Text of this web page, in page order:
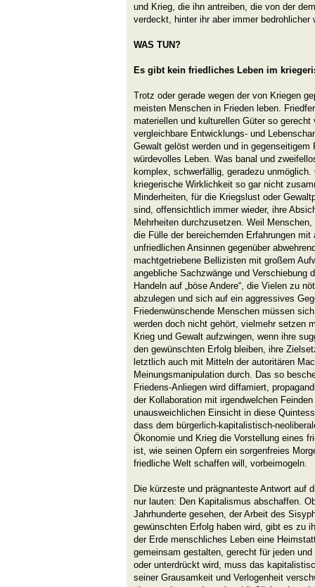
und Krieg, die ihn antreiben, die von der
verdeckt, hinter ihr aber immer bedrohlicher
WAS TUN?
Es gibt kein friedliches Leben im
Trotz oder gerade wegen der von Kriegen
meisten Menschen in Frieden leben.
materiellen und kulturellen Güter so
vergleichbare Entwicklungs- und
Gewalt gelöst werden und in
würdevolles Leben. Was banal und
komplex, schwerfällig, geradezu
kriegerische Wirklichkeit so gar nicht
Minderheiten, für die Kriegslust oder
sind, offensichtlich immer wieder, ihre
Mehrheiten durchzusetzen. Weil
die Fülle der bereichernden Erfahrungen
unfriedlichen Ansinnen gegenüber
machtgetriebene Bellizisten mit großem
angebliche Sachzwänge und Verschiebung
Handeln auf „böse Andere“, die Vielen zu
abzulegen und sich auf ein aggressives
Friedenwünschende Menschen müssen
werden doch nicht gehört, vielmehr setzen
Krieg und Gewalt aufzwingen, wenn ihre
den gewünschten Erfolg bleiben, ihre
letztlich auch mit Mitteln der autoritären
Meinungsmanipulation durch. Das so
Friedens-Anliegen wird diffamiert,
der Kollaboration mit irgendwelchen
unausweichlichen Einsicht in diese
dass dem bürgerlich-kapitalistisch-
Ökonomie und Krieg die Vorstellung eines
ist, wie seinen Opfern ein sorgenfreies
friedliche Welt schaffen will, vorbeimogeln.
Die kürzeste und prägnanteste Antwort auf
nur lauten: Den Kapitalismus abschaffen.
Jahrhunderte gesehen, der Arbeit des
gewünschten Erfolg haben wird, gibt es zu
der Erde menschliches Leben eine
gemeinsam gestalten, gerecht für jeden
oder unterdrückt wird, muss das
seiner Grausamkeit und Verlogenheit